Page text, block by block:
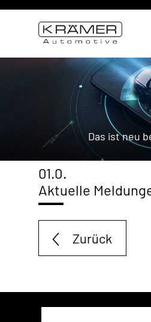
Das ist neu
01.0.
Aktuelle
Zurück